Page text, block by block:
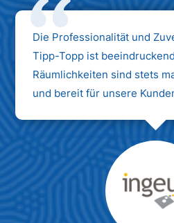
Unternehmen
Die Professionalität und
Tipp-Topp ist
Räumlichkeiten sind stets
und bereit für unsere